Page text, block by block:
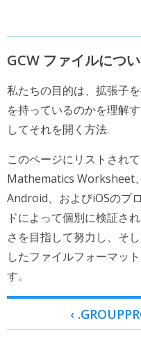
GCW ファイルにつ
私たちの目的は、拡張子
を持っているのかを理解
してそれを開く方法.
このページにリストされ
Mathematics Worksheet
Android、およびiOSのプ
ドによって個別に検証さ
さを目指して努力し、そ
したファイルフォーマッ
す。
‹